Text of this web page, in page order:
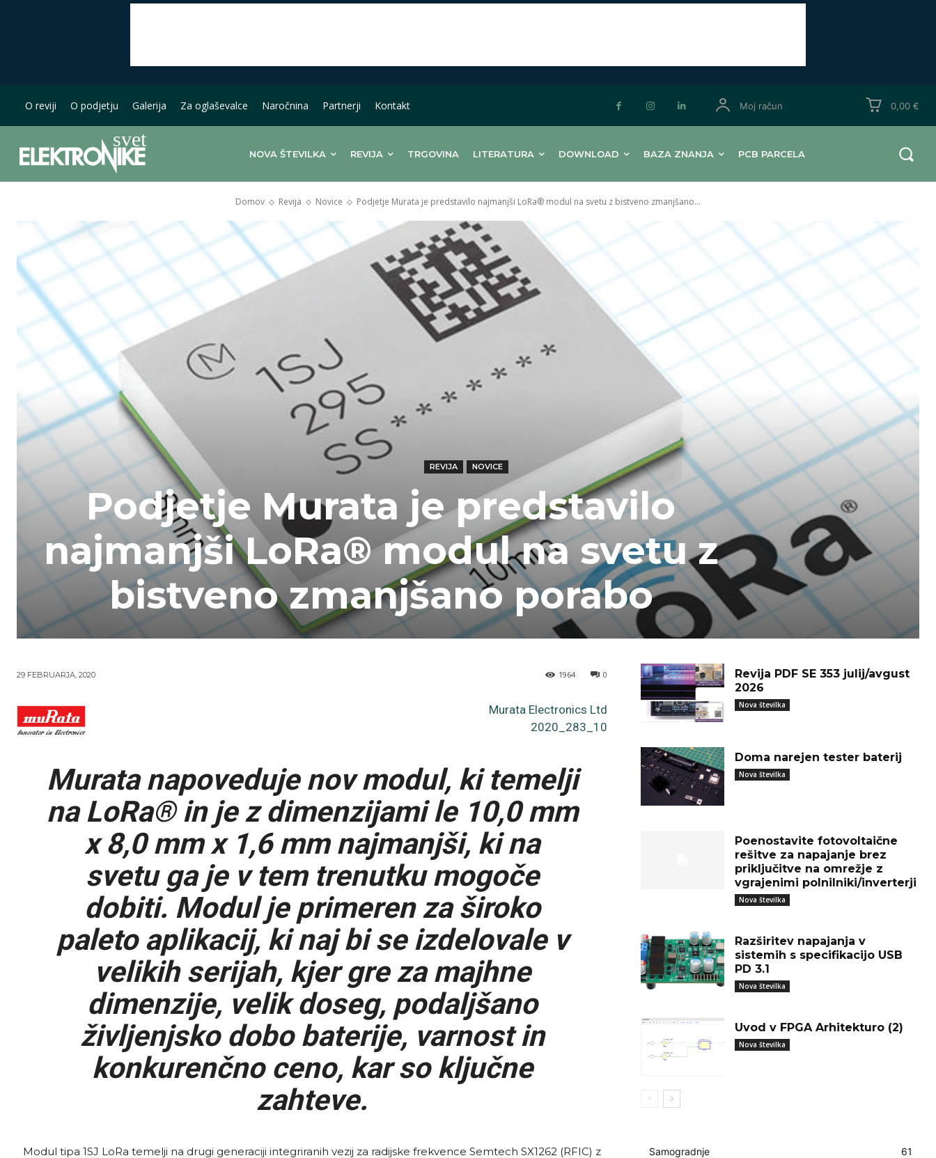
O reviji O podjetju Galerija Za oglaševalce Naročnina Partnerji Kontakt Moj račun 0,00 €
NOVA ŠTEVILKA REVIJA TRGOVINA LITERATURA DOWNLOAD BAZA ZNANJA PCB PARCELA
Domov Revija Novice Podjetje Murata je predstavilo najmanjši LoRa® modul na svetu z bistveno zmanjšano...
REVIJA NOVICE
Podjetje Murata je predstavilo
najmanjši LoRa® modul na svetu z
bistveno zmanjšano porabo
29 FEBRUARJA, 2020 0
1964
Murata Electronics Ltd
2020_283_10
Murata napoveduje nov modul, ki temelji
na LoRa® in je z dimenzijami le 10,0 mm
x 8,0 mm x 1,6 mm najmanjši, ki na
svetu ga je v tem trenutku mogoče
dobiti. Modul je primeren za široko
paleto aplikacij, ki naj bi se izdelovale v
velikih serijah, kjer gre za majhne
dimenzije, velik doseg, podaljšano
življenjsko dobo baterije, varnost in
konkurenčno ceno, kar so ključne
zahteve.
Modul tipa 1SJ LoRa temelji na drugi generaciji integriranih vezij za radijske frekvence Semtech SX1262 (RFIC) z
Revija PDF SE 353 julij/avgust
2026
Nova številka
Doma narejen tester baterij
Nova številka
Poenostavite fotovoltaične
rešitve za napajanje brez
priključitve na omrežje z
vgrajenimi polnilniki/inverterji
Nova številka
Razširitev napajanja v
sistemih s specifikacijo USB
PD 3.1
Nova številka
Uvod v FPGA Arhitekturo (2)
Nova številka
Samogradnje
61